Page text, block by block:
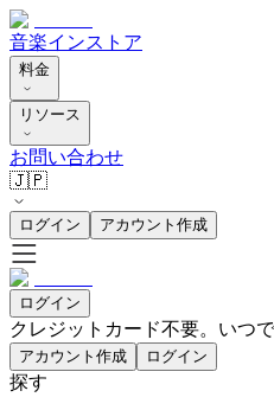
音楽インストア
料金
リソース
お問い合わせ
🇯🇵
ログイン アカウント作成
ログイン
クレジットカード不要。いつ
アカウント作成 ログイン
探す